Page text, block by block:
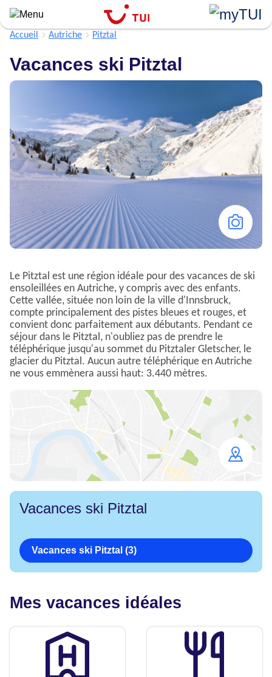
Aller
au
contenu
Accueil Autriche Pitztal
Vacances ski Pitztal
Le Pitztal est une région idéale pour des vacances de ski
ensoleillées en Autriche, y compris avec des enfants.
Cette vallée, située non loin de la ville d'Innsbruck,
compte principalement des pistes bleues et rouges, et
convient donc parfaitement aux débutants. Pendant ce
séjour dans le Pitztal, n'oubliez pas de prendre le
téléphérique jusqu'au sommet du Pitztaler Gletscher, le
glacier du Pitztal. Aucun autre téléphérique en Autriche
ne vous emmènera aussi haut: 3.440 mètres.
map
Vacances ski Pitztal
Vacances ski Pitztal (3)
Mes vacances idéales